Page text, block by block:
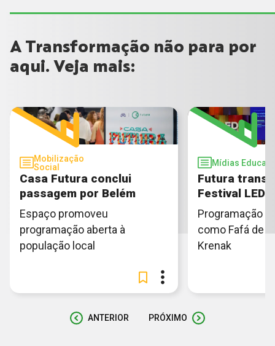
A Transformação não para por
aqui. Veja mais:
Mobilização
Social
Casa Futura conclui
passagem por Belém
Espaço promoveu
programação aberta à
população local
Mídias
Futura
Festival LED
Programação
como Fafá de
Krenak
ANTERIOR PRÓXIMO